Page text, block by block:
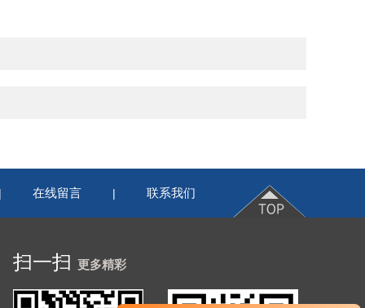
在线留言 | 联系我们
扫一扫 更多精彩